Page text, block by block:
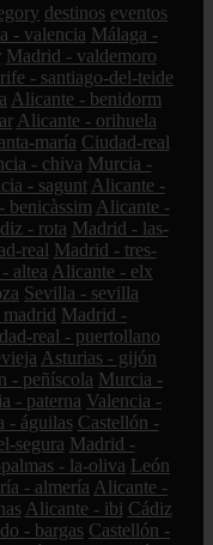
destinos eventos
- valencia Málaga -
Madrid - valdemoro
- santiago-del-teide
Alicante - benidorm
Alicante - orihuela
maría Ciudad-real
- chiva Murcia -
- sagunt Alicante -
benicàssim Alicante -
- rota Madrid - las-
real Madrid - tres-
altea Alicante - elx
Sevilla - sevilla
Madrid -
real - puertollano
Asturias - gijón
- peñíscola Murcia -
- paterna Valencia -
- águilas Castellón -
segura Madrid -
- la-oliva León
- almería Alicante -
Alicante - ibi Cádiz
- bargas Castellón -